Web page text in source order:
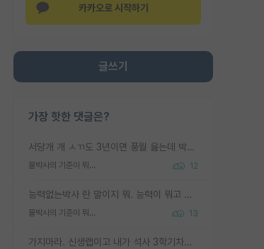
카카오로 시작하기
글쓰기
가장 핫한 댓글은?
서당개 개 ㅅㄲ도 3년이면 풍월 읊는데 박사 5년 이상 대리고 있으면서 물된건 교수 탓 맞는ㄱ게 거기가 서당이 아니란 소리임
물박사의 기준이 뭐임? 12
능력없는박사 란 말이지 뭐. 능력이 뭐고 능력이 있다는게 뭔지는 사람마다 기준이 다르니까 얘기해봐야 서로 자기 기준만 얘기해서 논쟁이 끝이 안나고. 주위에서 능력있고 야심있는 신입생이 교수가 유의미한 피드백을 아예 안주면서 제대로된 과제에 참여해볼 기회도 제공하지 않고 잡일 뺑뺑이만 돌려서 맨날 단순작업만 하면서 밤새다가 눈빛이 점점 죽어가는걸 본 사람은 물박사는 교수탓이라고 하고, 교수는 이것저것 알려도 주고 기회도 주고 사수 동기 붙여주면서 어떻게든 끌고가려고 하는데 본인이 매일 뺀질거리면서 출근 하는둥마는둥 하다가 기껏 와서도 폰이나 쳐다보다가 실험 망치고 저녁약속있어서 먼저 가볼게요~ 하는걸 본 사람은 물박사는 본인탓이라고 함.
물박사의 기준이 뭐임? 13
가지마라. 신생랩이고 내가 석사 3학기차인데 최고참인데 나도 아무것도 모르는데 교수가 후배들 왜 논문 교육 안시키냐. 논문 왜 안 써오냐 닦달한다